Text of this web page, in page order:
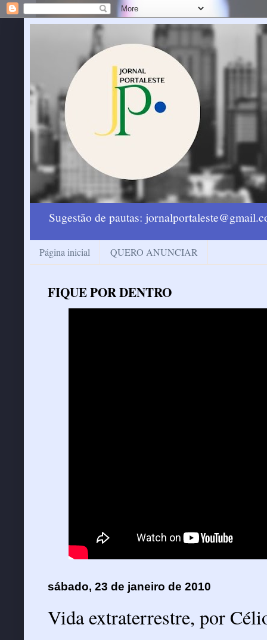
Sugestão de pautas:
Página inicial QUERO ANUNCIAR
FIQUE POR DENTRO
sábado, 23 de janeiro de 2010
Vida extraterrestre, por